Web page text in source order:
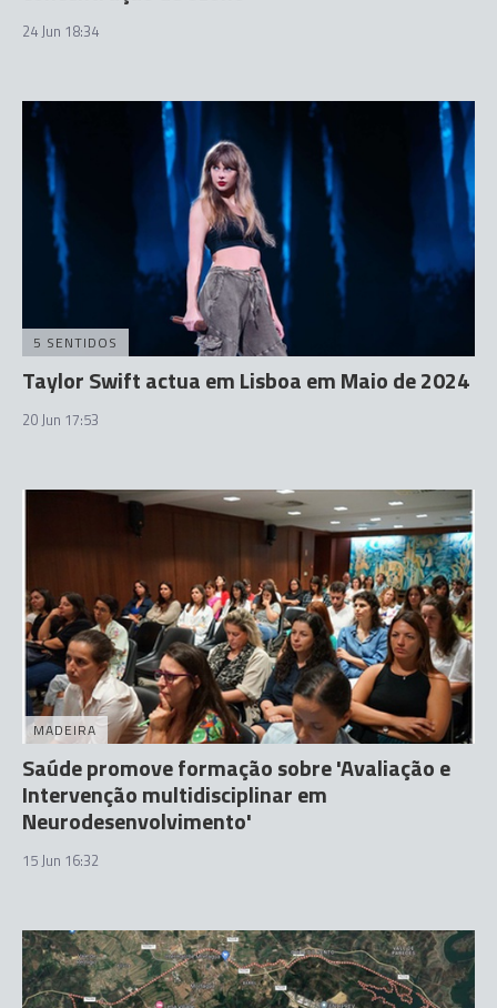
24 Jun 18:34
5 SENTIDOS
Taylor Swift actua em Lisboa em Maio de 2024
20 Jun 17:53
MADEIRA
Saúde promove formação sobre 'Avaliação e
Intervenção multidisciplinar em
Neurodesenvolvimento'
15 Jun 16:32